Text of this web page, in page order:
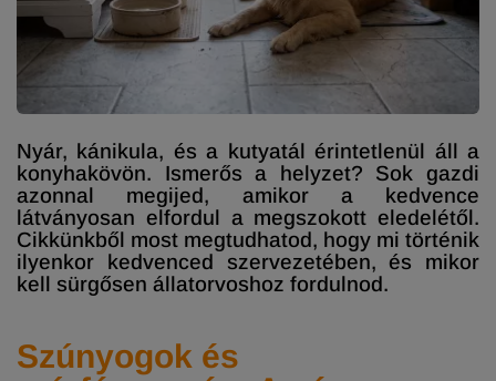
Nyár, kánikula, és a kutyatál érintetlenül áll a
konyhakövön. Ismerős a helyzet? Sok gazdi
azonnal megijed, amikor a kedvence
látványosan elfordul a megszokott eledelétől.
Cikkünkből most megtudhatod, hogy mi történik
ilyenkor kedvenced szervezetében, és mikor
kell sürgősen állatorvoshoz fordulnod.
Szúnyogok és